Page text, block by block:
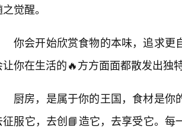
觉醒。
你会开始欣赏食物的本味，追求更
让你在生活的🔥方方面面都散发出独
厨房，是属于你的王国，食材是
征服它，去创📘造它，去享受它。